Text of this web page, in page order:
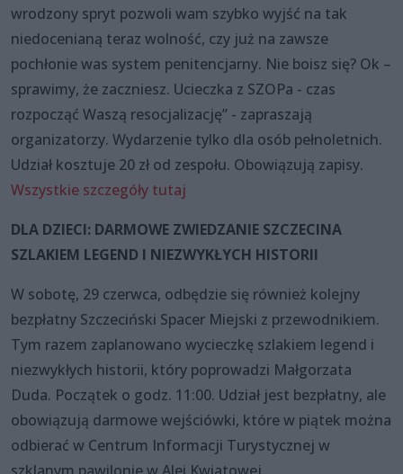
wrodzony spryt pozwoli wam szybko wyjść na tak
niedocenianą teraz wolność, czy już na zawsze
pochłonie was system penitencjarny. Nie boisz się? Ok –
sprawimy, że zaczniesz. Ucieczka z SZOPa - czas
rozpocząć Waszą resocjalizację” - zapraszają
organizatorzy. Wydarzenie tylko dla osób pełnoletnich.
Udział kosztuje 20 zł od zespołu. Obowiązują zapisy.
Wszystkie szczegóły tutaj
DLA DZIECI: DARMOWE ZWIEDZANIE SZCZECINA
SZLAKIEM LEGEND I NIEZWYKŁYCH HISTORII
W sobotę, 29 czerwca, odbędzie się również kolejny
bezpłatny Szczeciński Spacer Miejski z przewodnikiem.
Tym razem zaplanowano wycieczkę szlakiem legend i
niezwykłych historii, który poprowadzi Małgorzata
Duda. Początek o godz. 11:00. Udział jest bezpłatny, ale
obowiązują darmowe wejściówki, które w piątek można
odbierać w Centrum Informacji Turystycznej w